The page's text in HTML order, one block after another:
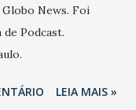
News. Foi
Podcast.
LEIA MAIS »